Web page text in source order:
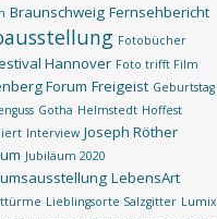
Braunschweig Fernsehbericht
Fotobücher
Hannover Foto trifft Film
Forum Freigeist Geburtstag
Gotha Helmstedt Hoffest
Interview Joseph Röther
Jubiläum 2020
LebensArt
Lieblingsorte Salzgitter Lumix